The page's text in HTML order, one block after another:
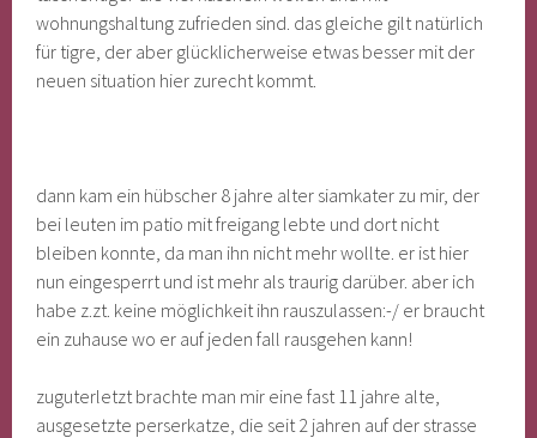
wohnungshaltung zufrieden sind. das gleiche gilt natürlich
für tigre, der aber glücklicherweise etwas besser mit der
neuen situation hier zurecht kommt.
dann kam ein hübscher 8 jahre alter siamkater zu mir, der
bei leuten im patio mit freigang lebte und dort nicht
bleiben konnte, da man ihn nicht mehr wollte. er ist hier
nun eingesperrt und ist mehr als traurig darüber. aber ich
habe z.zt. keine möglichkeit ihn rauszulassen:-/ er braucht
ein zuhause wo er auf jeden fall rausgehen kann!
zuguterletzt brachte man mir eine fast 11 jahre alte,
ausgesetzte perserkatze, die seit 2 jahren auf der strasse